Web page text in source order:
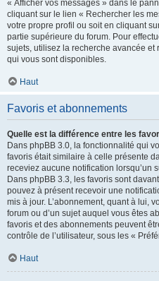
« Afficher vos messages » dans le
cliquant sur le lien « Rechercher les
votre propre profil ou soit en cliquant
partie supérieure du forum. Pour
sujets, utilisez la recherche avancée
qui vous sont disponibles.
Haut
Favoris et abonnements
Quelle est la différence entre les
Dans phpBB 3.0, la fonctionnalité qui
favoris était similaire à celle présente
receviez aucune notification lorsqu’un
Dans phpBB 3.3, les favoris sont
pouvez à présent recevoir une
mis à jour. L’abonnement, quant à lui,
forum ou d’un sujet auquel vous êtes
favoris et des abonnements peuvent
contrôle de l’utilisateur, sous les «
Haut